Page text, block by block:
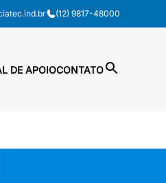
(12) 9817-48000
DE APOIOCONTATO